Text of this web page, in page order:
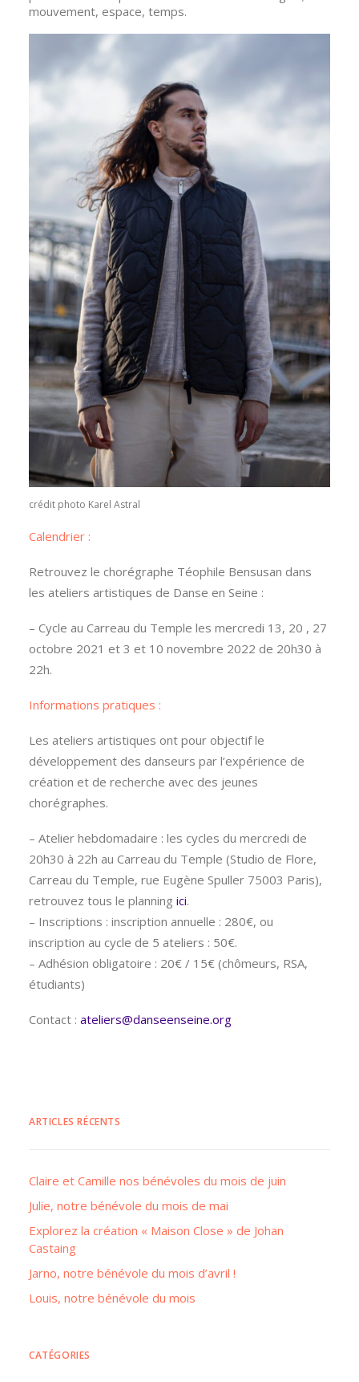
mouvement, espace, temps.
crédit photo Karel Astral
Calendrier :
Retrouvez le chorégraphe Téophile Bensusan dans
les ateliers artistiques de Danse en Seine :
– Cycle au Carreau du Temple les mercredi 13, 20 , 27
octobre 2021 et 3 et 10 novembre 2022 de 20h30 à
22h.
Informations pratiques :
Les ateliers artistiques ont pour objectif le
développement des danseurs par l’expérience de
création et de recherche avec des jeunes
chorégraphes.
– Atelier hebdomadaire : les cycles du mercredi de
20h30 à 22h au Carreau du Temple (Studio de Flore,
Carreau du Temple, rue Eugène Spuller 75003 Paris),
retrouvez tous le planning ici.
– Inscriptions : inscription annuelle : 280€, ou
inscription au cycle de 5 ateliers : 50€.
– Adhésion obligatoire : 20€ / 15€ (chômeurs, RSA,
étudiants)
Contact : ateliers@danseenseine.org
ARTICLES RÉCENTS
Claire et Camille nos bénévoles du mois de juin
Julie, notre bénévole du mois de mai
Explorez la création « Maison Close » de Johan
Castaing
Jarno, notre bénévole du mois d’avril !
Louis, notre bénévole du mois
CATÉGORIES